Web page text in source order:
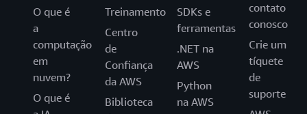
O que é
a
computação
em
nuvem?
O que é
Treinamento
Centro
de
Confiança
da AWS
Biblioteca
SDKs e
ferramentas
.NET na
AWS
Python
na AWS
contato
conosco
Crie um
tíquete
de
suporte